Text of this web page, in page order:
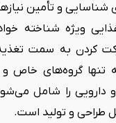
شناسایی و تأمین
ویژه شناخته
کردن به سمت
تنها گروه‌های خاص و
دارویی را شامل
طراحی و تولید است.